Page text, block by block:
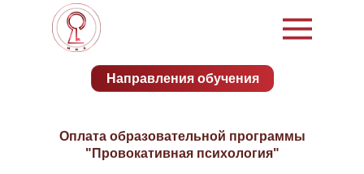
Направления обучения
Оплата образовательной программы
"Провокативная психология"